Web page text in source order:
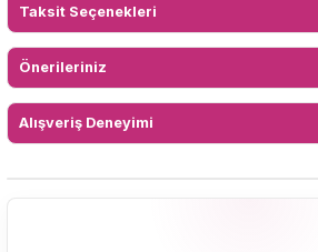
Taksit Seçenekleri
Önerileriniz
Alışveriş Deneyimi